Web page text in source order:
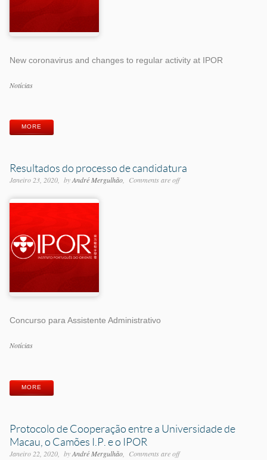
New coronavirus and changes to regular activity at IPOR
Categorias
Notícias
MORE
Resultados do processo de candidatura
Janeiro 23, 2020 byAndré Mergulhão Comments are off
Concurso para Assistente Administrativo
Categorias
Notícias
MORE
Protocolo de Cooperação entre a Universidade de
Macau, o Camões I.P. e o IPOR
Janeiro 22, 2020 byAndré Mergulhão Comments are off